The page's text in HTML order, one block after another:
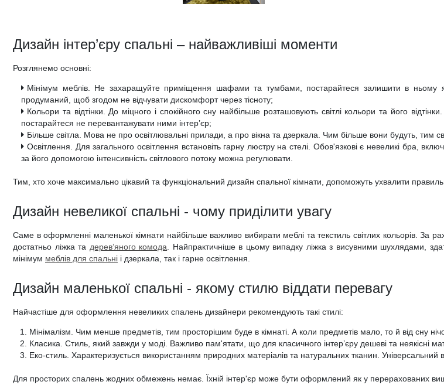
Дизайн інтер’єру спальні – найважливіші моменти
Розглянемо основні:
Мінімум меблів. Не захаращуйте приміщення шафами та тумбами, постарайтеся залишити в ньому
продуманий, щоб згодом не відчувати дискомфорт через тісноту;
Кольори та відтінки. До міцного і спокійного сну найбільше розташовують світлі кольори та його
постарайтеся не перевантажувати ними інтер’єр;
Більше світла. Мова не про освітлювальні прилади, а про вікна та дзеркала. Чим більше вони будуть, тим
Освітлення. Для загального освітлення встановіть гарну люстру на стелі. Обов'язкові є невеликі бра,
за його допомогою інтенсивність світлового потоку можна регулювати.
Тим, хто хоче максимально цікавий та функціональний дизайн спальної кімнати, допоможуть ухвалити
Дизайн невеликої спальні - чому приділити увагу
Саме в оформленні маленької кімнати найбільше важливо вибирати меблі та текстиль світлих кольорів. За
достатньо ліжка та дерев’яного комода . Найпрактичніше в цьому випадку ліжка з висувними шухлядами,
мінімум меблів для спальні і дзеркала, так і гарне освітлення.
Дизайн маленької спальні - якому стилю віддати перевагу
Найчастіше для оформлення невеликих спалень дизайнери рекомендують такі стилі:
Мінімалізм. Чим менше предметів, тим просторішим буде в кімнаті. А коли предметів мало, то й від сну
Класика. Стиль, який завжди у моді. Важливо пам'ятати, що для класичного інтер’єру дешеві та неякісні
Еко-стиль. Характеризується використанням природних матеріалів та натуральних тканин. Універсальний
Для просторих спалень жодних обмежень немає. Їхній інтер'єр може бути оформлений як у перерахованих